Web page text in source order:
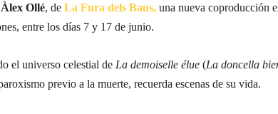
Ollé, de La Fura dels Baus, una nueva coproducción
entre los días 7 y 17 de junio.
el universo celestial de La demoiselle élue (La doncella
previo a la muerte, recuerda escenas de su vida.